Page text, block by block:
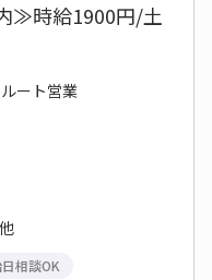
≫時給1900円/土
ート営業
相談OK